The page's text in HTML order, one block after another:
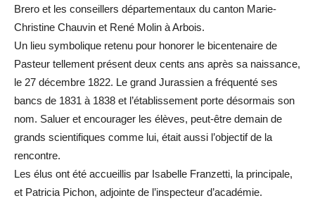
Brero et les conseillers départementaux du canton Marie-
Christine Chauvin et René Molin à Arbois.
Un lieu symbolique retenu pour honorer le bicentenaire de
Pasteur tellement présent deux cents ans après sa naissance,
le 27 décembre 1822. Le grand Jurassien a fréquenté ses
bancs de 1831 à 1838 et l’établissement porte désormais son
nom. Saluer et encourager les élèves, peut-être demain de
grands scientifiques comme lui, était aussi l’objectif de la
rencontre.
Les élus ont été accueillis par Isabelle Franzetti, la principale,
et Patricia Pichon, adjointe de l’inspecteur d’académie.